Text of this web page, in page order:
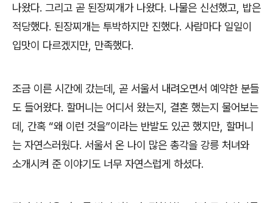
나왔다. 그리고 곧 된장찌개가 나왔다. 나물은 신선했고 밥은
적당했다. 된장찌개는 투박하지만 진했다. 사람마다 일일이
입맛이 다르겠지만 만족했다.
조금 이른 시간에 갔는데 곧 서울서 내려오면서 예약한 분들
도 들어왔다. 할머니는 어디서 왔는지 결혼 했는지 물어보는
데 간혹 “왜 이런 것을”이라는 반발도 있곤 했지만 할머니
는 자연스러웠다. 서울서 온 나이 많은 총각을 강릉 처녀와
소개시켜 준 이야기도 너무 자연스럽게 하셨다.